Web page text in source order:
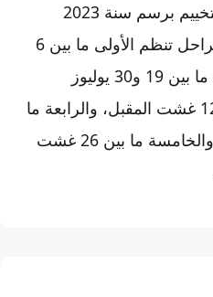
ويغطي البرنامج الوطني للتخييم برسم سنة 2023
(المخيمات القارة) خمس مراحل تنظم الأولى ما بين 6
و17 يوليوز الجاري، والثانية ما بين 19 و30 يوليوز
الحالي، والثالثة ما بين 1 و12 غشت المقبل، والرابعة ما
بين 14 و25 غشت القادم، والخامسة ما بين 26 غشت